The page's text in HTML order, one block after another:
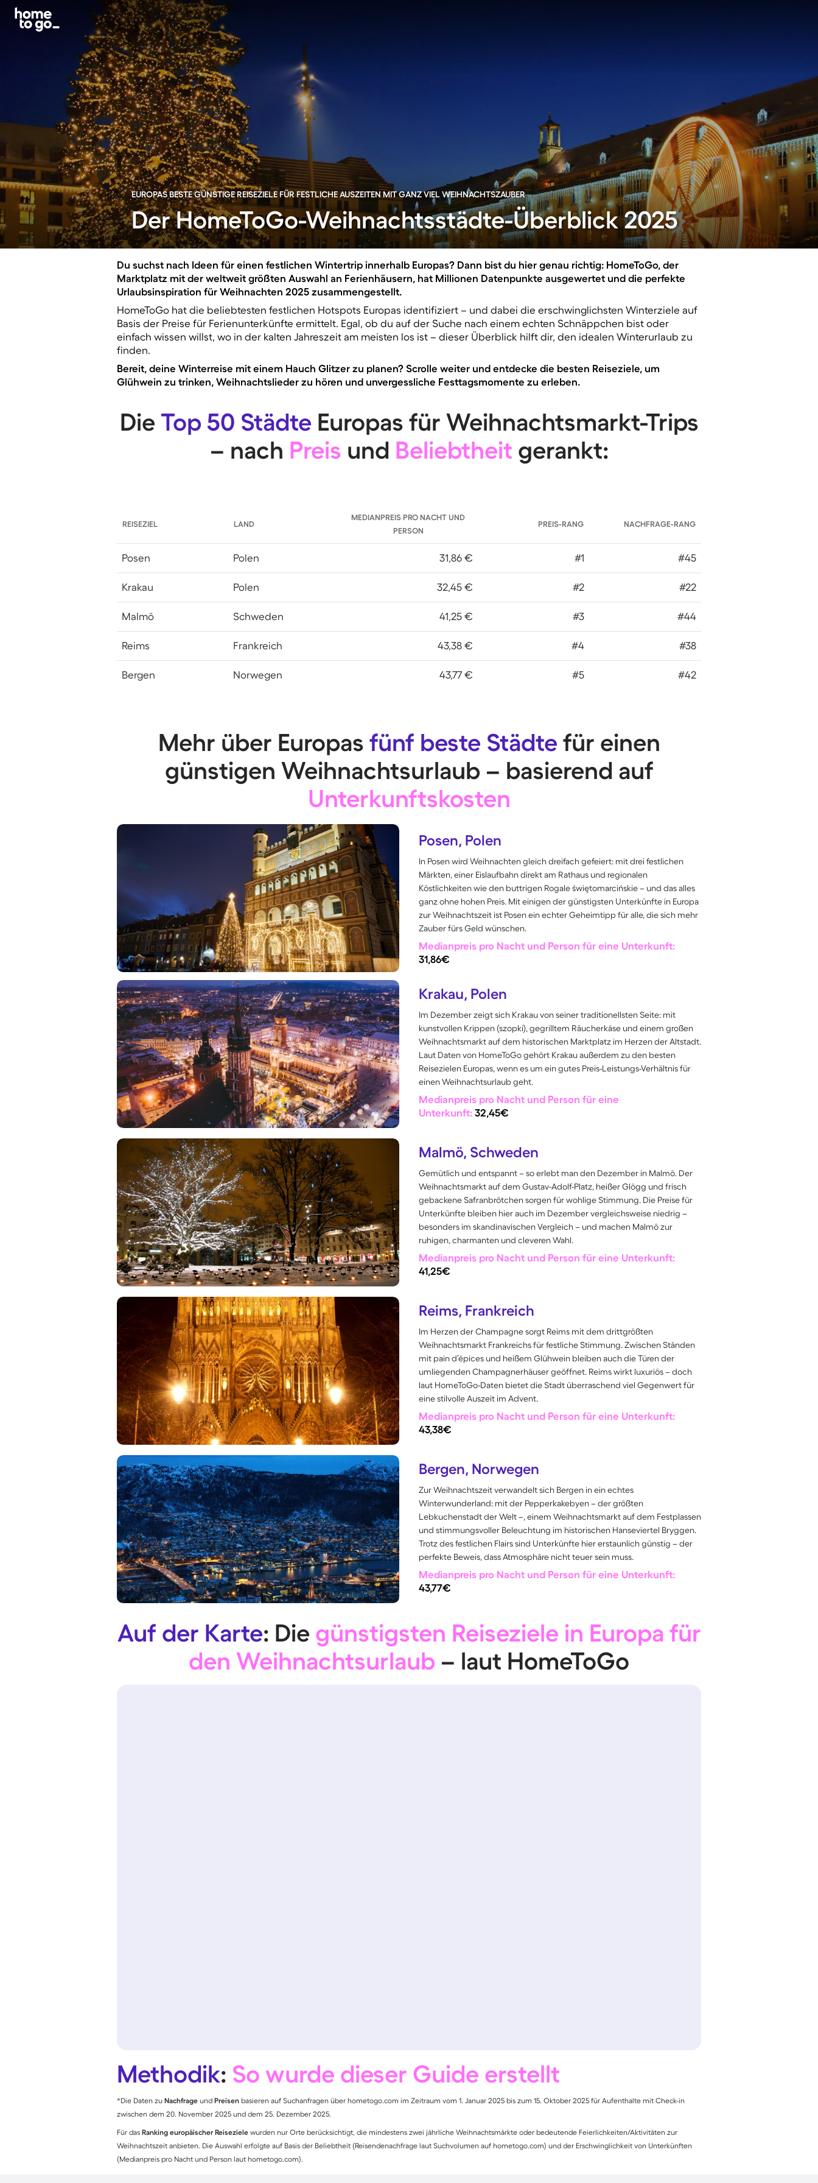
EUROPAS BESTE GÜNSTIGE REISEZIELE FÜR FESTLICHE AUSZEITEN MIT GANZ VIEL WEIHNACHTSZAUBER
Der HomeToGo-Weihnachtsstädte-Überblick 2025
Du suchst nach Ideen für einen festlichen Wintertrip innerhalb Europas? Dann bist du hier genau richtig: HomeToGo, der
Marktplatz mit der weltweit größten Auswahl an Ferienhäusern, hat Millionen Datenpunkte ausgewertet und die perfekte
Urlaubsinspiration für Weihnachten 2025 zusammengestellt.
HomeToGo hat die beliebtesten festlichen Hotspots Europas identifiziert – und dabei die erschwinglichsten Winterziele auf
Basis der Preise für Ferienunterkünfte ermittelt. Egal, ob du auf der Suche nach einem echten Schnäppchen bist oder
einfach wissen willst, wo in der kalten Jahreszeit am meisten los ist – dieser Überblick hilft dir, den idealen Winterurlaub zu
finden.
Bereit, deine Winterreise mit einem Hauch Glitzer zu planen? Scrolle weiter und entdecke die besten Reiseziele, um
Glühwein zu trinken, Weihnachtslieder zu hören und unvergessliche Festtagsmomente zu erleben.
Die Top 50 Städte Europas für Weihnachtsmarkt-Trips
– nach Preis und Beliebtheit gerankt:
REISEZIEL LAND
MEDIANPREIS PRO NACHT UND
PERSON
PREIS-RANG NACHFRAGE-RANG
Posen Polen 31,86 € #1 #45
Krakau Polen 32,45 € #2 #22
Malmö Schweden 41,25 € #3 #44
Reims Frankreich 43,38 € #4 #38
Bergen Norwegen 43,77 € #5 #42
Mehr über Europas fünf beste Städte für einen
günstigen Weihnachtsurlaub – basierend auf
Unterkunftskosten
Posen, Polen
In Posen wird Weihnachten gleich dreifach gefeiert: mit drei festlichen
Märkten, einer Eislaufbahn direkt am Rathaus und regionalen
Köstlichkeiten wie den buttrigen Rogale świętomarcińskie – und das alles
ganz ohne hohen Preis. Mit einigen der günstigsten Unterkünfte in Europa
zur Weihnachtszeit ist Posen ein echter Geheimtipp für alle, die sich mehr
Zauber fürs Geld wünschen.
Medianpreis pro Nacht und Person für eine Unterkunft:
31,86€
Krakau, Polen
Im Dezember zeigt sich Krakau von seiner traditionellsten Seite: mit
kunstvollen Krippen (szopki), gegrilltem Räucherkäse und einem großen
Weihnachtsmarkt auf dem historischen Marktplatz im Herzen der Altstadt.
Laut Daten von HomeToGo gehört Krakau außerdem zu den besten
Reisezielen Europas, wenn es um ein gutes Preis-Leistungs-Verhältnis für
einen Weihnachtsurlaub geht.
Medianpreis pro Nacht und Person für eine
Unterkunft: 32,45€
Malmö, Schweden
Gemütlich und entspannt – so erlebt man den Dezember in Malmö. Der
Weihnachtsmarkt auf dem Gustav-Adolf-Platz, heißer Glögg und frisch
gebackene Safranbrötchen sorgen für wohlige Stimmung. Die Preise für
Unterkünfte bleiben hier auch im Dezember vergleichsweise niedrig –
besonders im skandinavischen Vergleich – und machen Malmö zur
ruhigen, charmanten und cleveren Wahl.
Medianpreis pro Nacht und Person für eine Unterkunft:
41,25€
Reims, Frankreich
Im Herzen der Champagne sorgt Reims mit dem drittgrößten
Weihnachtsmarkt Frankreichs für festliche Stimmung. Zwischen Ständen
mit pain d’épices und heißem Glühwein bleiben auch die Türen der
umliegenden Champagnerhäuser geöffnet. Reims wirkt luxuriös – doch
laut HomeToGo-Daten bietet die Stadt überraschend viel Gegenwert für
eine stilvolle Auszeit im Advent.
Medianpreis pro Nacht und Person für eine Unterkunft:
43,38€
Bergen, Norwegen
Zur Weihnachtszeit verwandelt sich Bergen in ein echtes
Winterwunderland: mit der Pepperkakebyen – der größten
Lebkuchenstadt der Welt –, einem Weihnachtsmarkt auf dem Festplassen
und stimmungsvoller Beleuchtung im historischen Hanseviertel Bryggen.
Trotz des festlichen Flairs sind Unterkünfte hier erstaunlich günstig – der
perfekte Beweis, dass Atmosphäre nicht teuer sein muss.
Medianpreis pro Nacht und Person für eine Unterkunft:
43,77€
Auf der Karte: Die günstigsten Reiseziele in Europa für
den Weihnachtsurlaub – laut HomeToGo
Methodik: So wurde dieser Guide erstellt
*Die Daten zu Nachfrage und Preisen basieren auf Suchanfragen über hometogo.com im Zeitraum vom 1. Januar 2025 bis zum 15. Oktober 2025 für Aufenthalte mit Check-in
zwischen dem 20. November 2025 und dem 25. Dezember 2025.
Für das Ranking europäischer Reiseziele wurden nur Orte berücksichtigt, die mindestens zwei jährliche Weihnachtsmärkte oder bedeutende Feierlichkeiten/Aktivitäten zur
Weihnachtszeit anbieten. Die Auswahl erfolgte auf Basis der Beliebtheit (Reisendenachfrage laut Suchvolumen auf hometogo.com) und der Erschwinglichkeit von Unterkünften
(Medianpreis pro Nacht und Person laut hometogo.com).